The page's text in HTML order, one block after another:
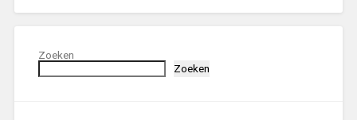
Zoeken
Zoeken